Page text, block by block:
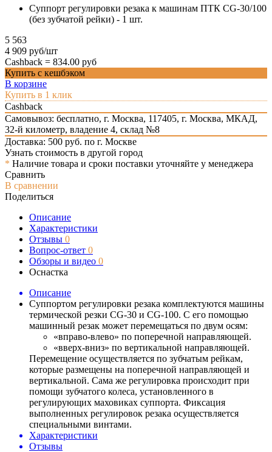
Cуппорт регулировки резака к машинам ПТК CG-30/100
(без зубчатой рейки) - 1 шт.
5 563
4 909 руб/шт
Cashback = 834.00 руб
Купить с кешбэком
В корзине
Купить в 1 клик
Cashback
Самовывоз: бесплатно, г. Москва, 117405, г. Москва, МКАД,
32-й километр, владение 4, склад №8
Доставка: 500 руб. по г. Москве
Узнать стоимость в другой город
* Наличие товара и сроки поставки уточняйте у менеджера
Сравнить
В сравнении
Поделиться
Описание
Характеристики
Отзывы 0
Вопрос-ответ 0
Обзоры и видео 0
Оснастка
Описание
Суппортом регулировки резака комплектуются машины
термической резки CG-30 и CG-100. С его помощью
машинный резак может перемещаться по двум осям:
«вправо-влево» по поперечной направляющей.
«вверх-вниз» по вертикальной направляющей.
Перемещение осуществляется по зубчатым рейкам,
которые размещены на поперечной направляющей и
вертикальной. Сама же регулировка происходит при
помощи зубчатого колеса, установленного в
регулирующих маховиках суппорта. Фиксация
выполненных регулировок резака осуществляется
специальными винтами.
Характеристики
Отзывы